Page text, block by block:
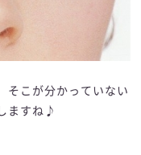
こが分かっていない
ますね♪